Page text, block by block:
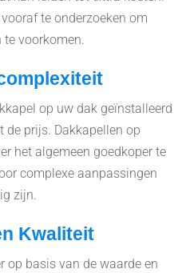
te onderzoeken om
voorkomen.
op uw dak geïnstalleerd
de prijs. Dakkapellen op
het algemeen goedkoper te
complexe aanpassingen
zijn.
Kwaliteit
op basis van de waarde en